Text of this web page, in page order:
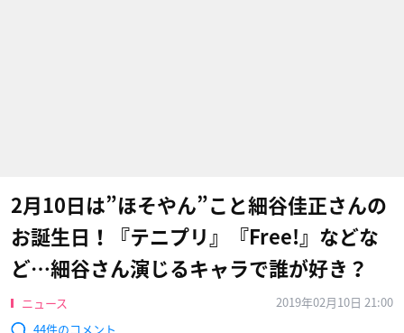
2月10日は”ほそやん”こと細谷佳正さんの
お誕生日！『テニプリ』『Free!』などな
ど…細谷さん演じるキャラで誰が好き？
ニュース
2019年02月10日 21:00
44